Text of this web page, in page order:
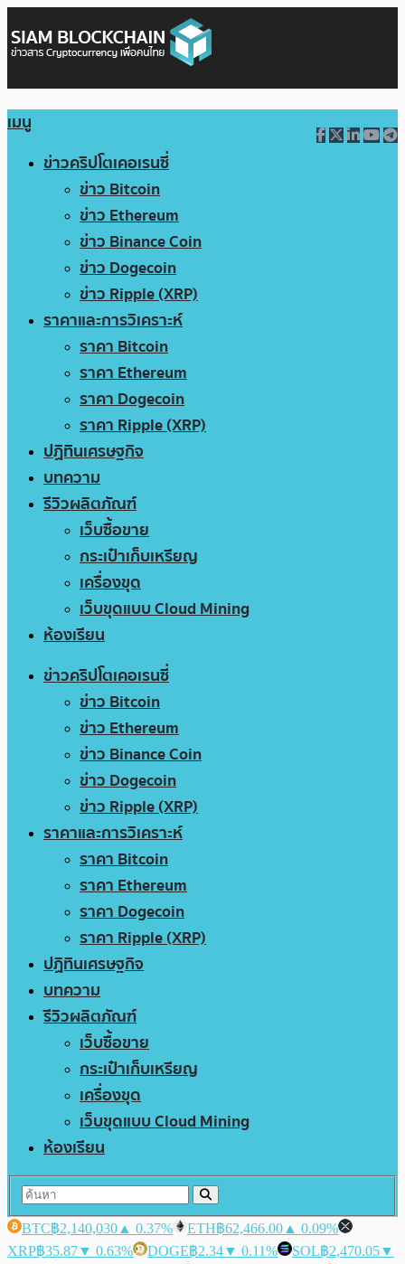
เมนู
ข่าวคริปโตเคอเรนซี่
ข่าว Bitcoin
ข่าว Ethereum
ข่าว Binance Coin
ข่าว Dogecoin
ข่าว Ripple (XRP)
ราคาและการวิเคราะห์
ราคา Bitcoin
ราคา Ethereum
ราคา Dogecoin
ราคา Ripple (XRP)
ปฏิทินเศรษฐกิจ
บทความ
รีวิวผลิตภัณฑ์
เว็บซื้อขาย
กระเป๋าเก็บเหรียญ
เครื่องขุด
เว็บขุดแบบ Cloud Mining
ห้องเรียน
ข่าวคริปโตเคอเรนซี่
ข่าว Bitcoin
ข่าว Ethereum
ข่าว Binance Coin
ข่าว Dogecoin
ข่าว Ripple (XRP)
ราคาและการวิเคราะห์
ราคา Bitcoin
ราคา Ethereum
ราคา Dogecoin
ราคา Ripple (XRP)
ปฏิทินเศรษฐกิจ
บทความ
รีวิวผลิตภัณฑ์
เว็บซื้อขาย
กระเป๋าเก็บเหรียญ
เครื่องขุด
เว็บขุดแบบ Cloud Mining
ห้องเรียน
BTC฿2,140,030 ▲ 0.37% ETH฿62,466.00 ▲ 0.09%
XRP฿35.87▼ 0.63% DOGE฿2.34▼ 0.11% SOL฿2,470.05▼